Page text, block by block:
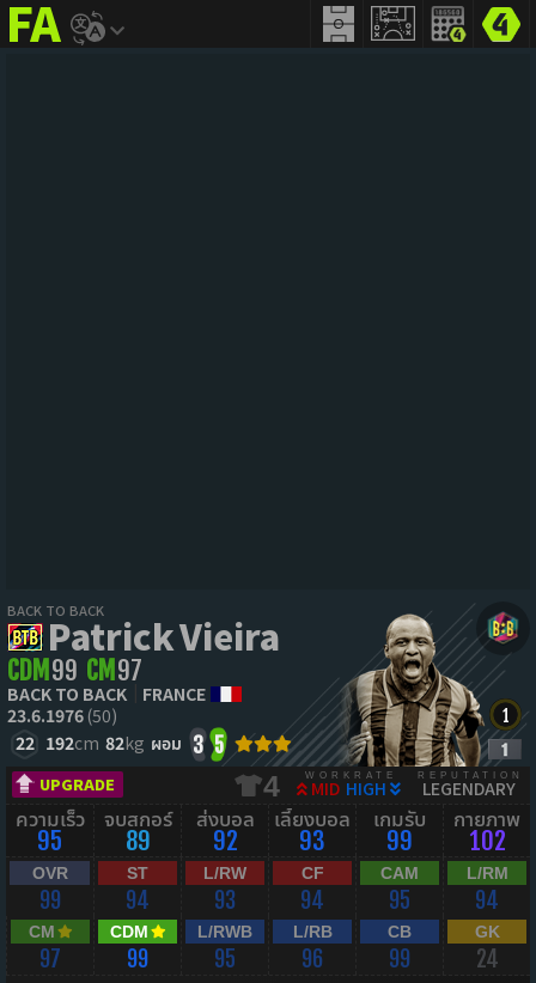
addict
BACK TO BACK
Patrick Vieira
CDM 99 CM 97
BACK TO BACK
FRANCE
23.6.1976(50)
22 192cm 82kg ผอม 3 5
UPGRADE 4 WORKRATE
MID HIGH
REPUTATION
LEGENDARY
ความเร็ว
95
จบสกอร์
89
ส่งบอล
92
เลี้ยงบอล
93
เกมรับ
99
กายภาพ
102
OVR
99
ST
94
L/RW
93
CF
94
CAM
95
L/RM
94
CM
97
CDM
99
L/RWB
95
L/RB
96
CB
99
GK
24